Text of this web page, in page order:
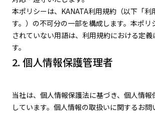
本ポリシーは、KANATA利用規約（以下「利
す。）の不可分の一部を構成します。本ポリ
されていない用語は、利用規約における定義
す。
2. 個人情報保護管理者
当社は、個人情報保護法に基づき、個人情
しています。個人情報の取扱いに関するお問